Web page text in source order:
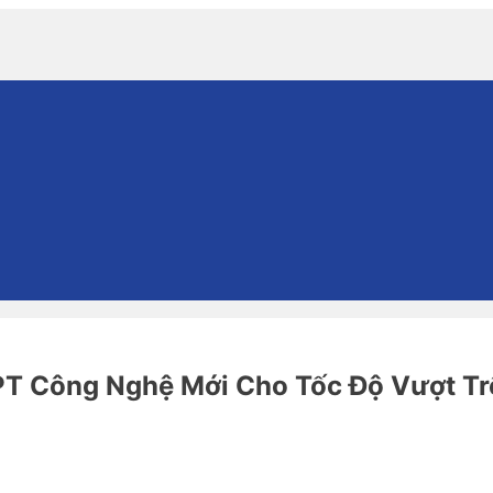
Công Nghệ Mới Cho Tốc Độ Vượt